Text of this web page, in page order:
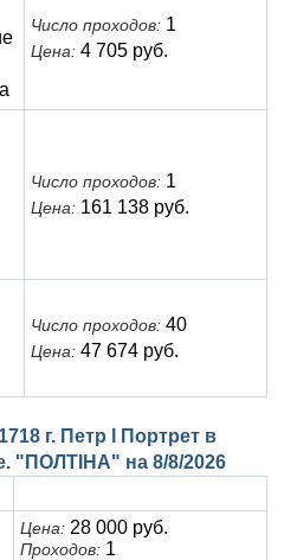
Число проходов: 1
Цена: 4 705 руб.
Число проходов: 1
Цена: 161 138 руб.
Число проходов: 40
Цена: 47 674 руб.
г. Петр I Портрет в
"ПОЛТIНА" на 8/8/2026
Цена: 28 000 руб.
Проходов: 1